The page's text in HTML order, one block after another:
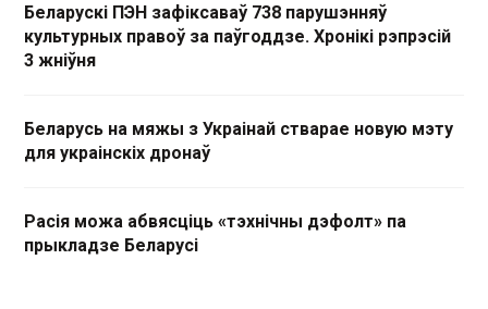
Беларускі ПЭН зафіксаваў 738 парушэнняў
культурных правоў за паўгоддзе. Хронікі рэпрэсій
3 жніўня
Беларусь на мяжы з Украінай стварае новую мэту
для украінскіх дронаў
Расія можа абвясціць «тэхнічны дэфолт» па
прыкладзе Беларусі